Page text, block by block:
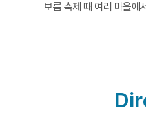
보름 축제 때 여러 마을에